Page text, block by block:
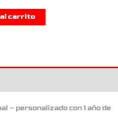
carrito
– personalizado con 1 año de